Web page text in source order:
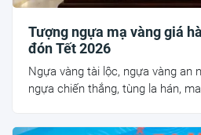
Tượng ngựa mạ vàng giá
đón Tết 2026
Ngựa vàng tài lộc, ngựa vàng an
ngựa chiến thắng, tùng la hán,